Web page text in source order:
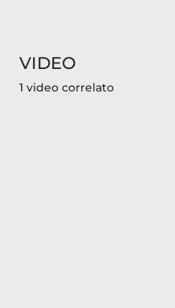
VIDEO
1 video correlato